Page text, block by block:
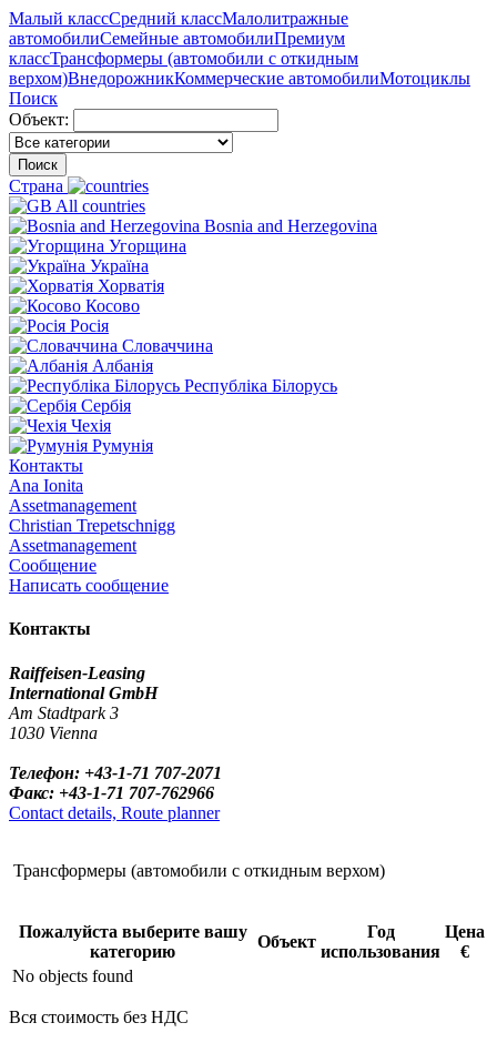
Малый классСредний классМалолитражные
автомобилиСемейные автомобилиПремиум
классТрансформеры (автомобили с откидным
верхом)ВнедорожникКоммерческие автомобилиМотоциклы
Поиск
Объект:
Поиск
Страна
All countries
Bosnia and Herzegovina
Угорщина
Україна
Хорватія
Косово
Росія
Словаччина
Албанія
Республіка Білорусь
Сербія
Чехія
Румунія
Контакты
Ana Ionita
Assetmanagement
Christian Trepetschnigg
Assetmanagement
Сообщение
Написать сообщение
Контакты
Raiffeisen-Leasing
International GmbH
Am Stadtpark 3
1030 Vienna
Телефон: +43-1-71 707-2071
Факс: +43-1-71 707-762966
Contact details, Route planner
Трансформеры (автомобили с откидным верхом)
Пожалуйста выберите вашу
категорию
Объект
Год
использования
Цена
€
No objects found
Вся стоимость без НДС